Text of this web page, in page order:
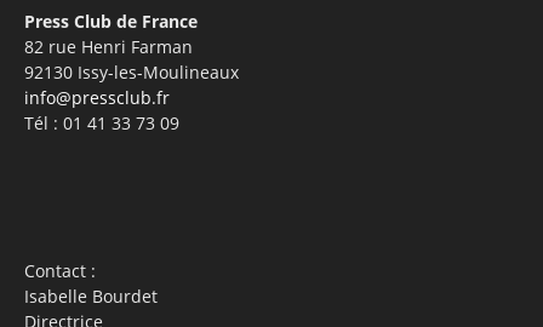
Press Club de France
82 rue Henri Farman
92130 Issy-les-Moulineaux
info@pressclub.fr
Tél : 01 41 33 73 09
Contact :
Isabelle Bourdet
Directrice